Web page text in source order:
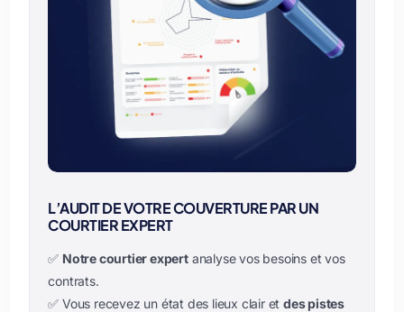
L’AUDIT DE VOTRE COUVERTURE PAR UN
COURTIER EXPERT
✅ Notre courtier expertanalyse vos besoins et vos
contrats.
✅ Vous recevez un état des lieux clair etdes pistes